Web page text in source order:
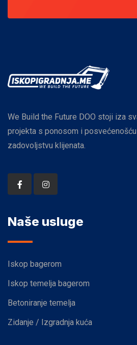
We Build the Future DOO stoji iza
projekta s ponosom i
zadovoljstvu klijenata.
Naše usluge
Iskop bagerom
Iskop temelja bagerom
Betoniranje temelja
Zidanje / Izgradnja kuća